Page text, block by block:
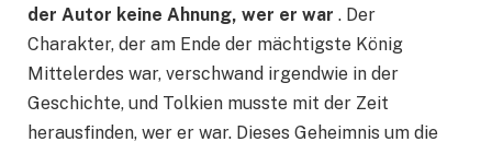
der Autor keine Ahnung, wer er war . Der
Charakter, der am Ende der mächtigste König
Mittelerdes war, verschwand irgendwie in der
Geschichte, und Tolkien musste mit der Zeit
herausfinden, wer er war. Dieses Geheimnis um die